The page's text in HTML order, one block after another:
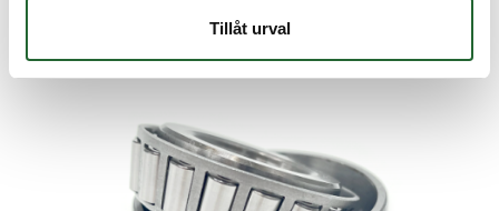
Tillåt urval